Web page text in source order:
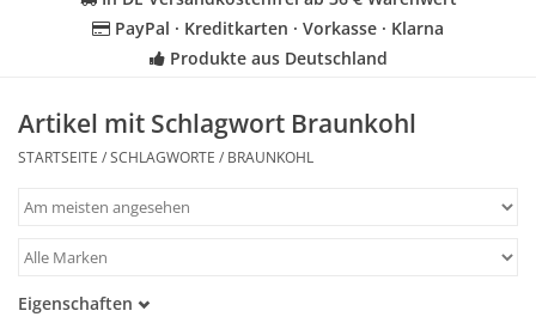
Kräuter
Für Kinder
Geschenkideen
PayPal · Kreditkarten · Vorkasse · Klarna
Produkte aus Deutschland
Artikel mit Schlagwort Braunkohl
STARTSEITE /SCHLAGWORTE / BRAUNKOHL
Eigenschaften